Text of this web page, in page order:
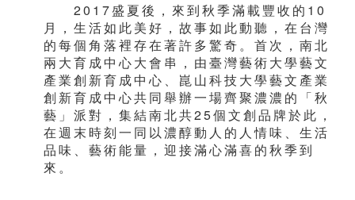
2017盛夏後，來到秋季滿載豐收的10
月，生活如此美好，故事如此動聽，在台灣
的每個角落裡存在著許多驚奇。首次，南北
兩大育成中心大會串，由臺灣藝術大學藝文
產業創新育成中心、崑山科技大學藝文產業
創新育成中心共同舉辦一場齊聚濃濃的「秋
藝」派對，集結南北共25個文創品牌於此，
在週末時刻一同以濃醇動人的人情味、生活
品味、藝術能量，迎接滿心滿喜的秋季到
來。